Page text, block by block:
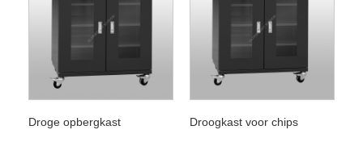
Droge opbergkast Droogkast voor chips